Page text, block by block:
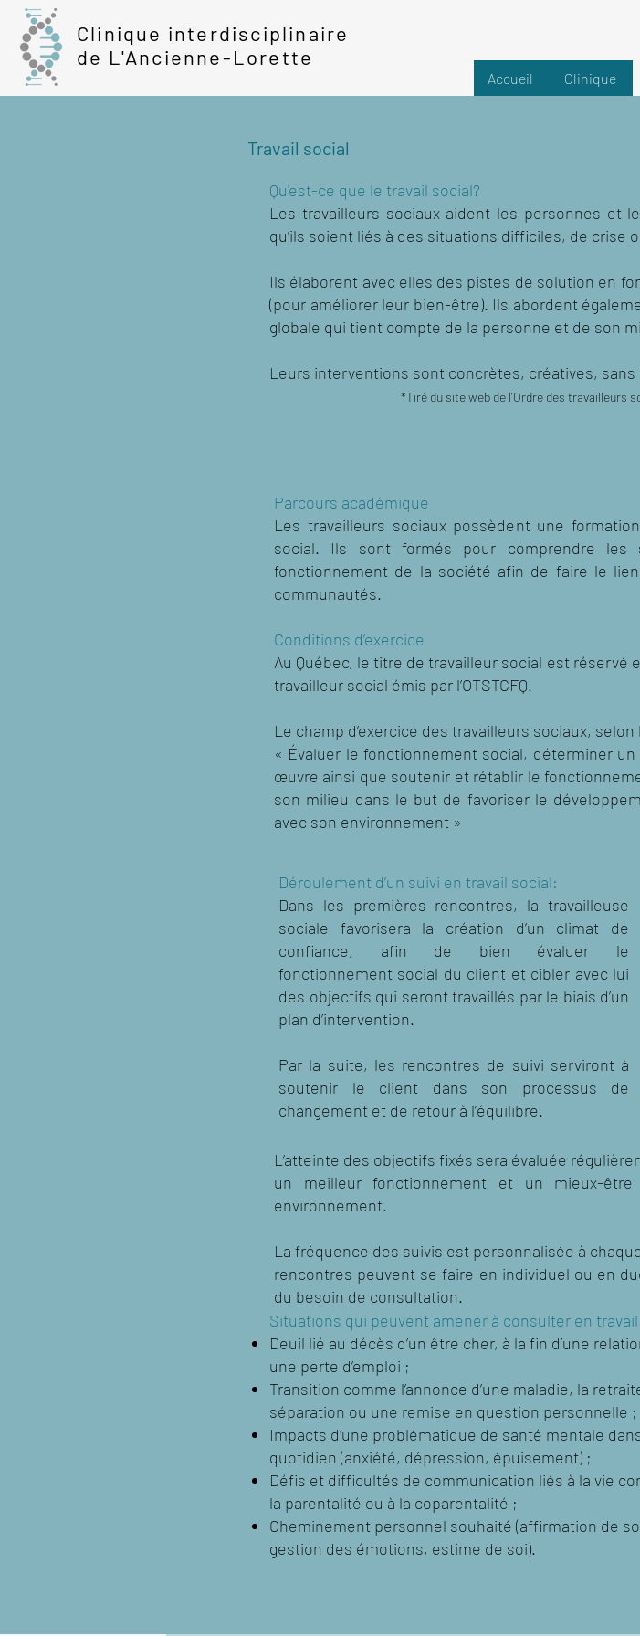
Clinique interdisciplinaire
de L'Ancienne-Lorette
Accueil Clinique
Travail social
Qu'est-ce que le travail social?
Les travailleurs sociaux aident les personnes et
qu’ils soient liés à des situations difficiles, de crise
Ils élaborent avec elles des pistes de solution en
(pour améliorer leur bien-être). Ils abordent
globale qui tient compte de la personne et de son
Leurs interventions sont concrètes, créatives,
*Tiré du site web de l’Ordre des travailleurs
Parcours académique
Les travailleurs sociaux possèdent une
social. Ils sont formés pour comprendre les
fonctionnement de la société afin de faire le
communautés.
Conditions d’exercice
Au Québec, le titre de travailleur social est réservé
travailleur social émis par l’OTSTCFQ.
Le champ d’exercice des travailleurs sociaux, selon
« Évaluer le fonctionnement social, déterminer
œuvre ainsi que soutenir et rétablir le
son milieu dans le but de favoriser le
avec son environnement »
Déroulement d’un suivi en travail social:
Dans les premières rencontres, la travailleuse
sociale favorisera la création d’un climat de
confiance, afin de bien évaluer le
fonctionnement social du client et cibler avec lui
des objectifs qui seront travaillés par le biais d’un
plan d’intervention.
Par la suite, les rencontres de suivi serviront à
soutenir le client dans son processus de
changement et de retour à l’équilibre.
L’atteinte des objectifs fixés sera évaluée
un meilleur fonctionnement et un mieux-
environnement.
La fréquence des suivis est personnalisée à
rencontres peuvent se faire en individuel ou en
du besoin de consultation.
Situations qui peuvent amener à consulter en
Deuil lié au décès d’un être cher, à la fin d’une
une perte d’emploi ;
Transition comme l’annonce d’une maladie, la
séparation ou une remise en question personnelle ;
Impacts d’une problématique de santé mentale
quotidien (anxiété, dépression, épuisement) ;
Défis et difficultés de communication liés à la vie
la parentalité ou à la coparentalité ;
Cheminement personnel souhaité (affirmation de
gestion des émotions, estime de soi).